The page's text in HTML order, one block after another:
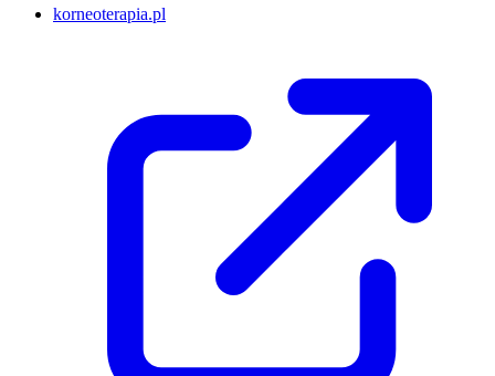
korneoterapia.pl